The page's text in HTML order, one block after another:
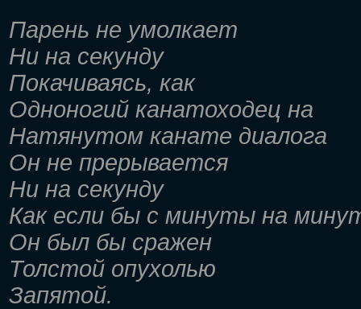
Парень не умолкает
Ни на секунду
Покачиваясь, как
Одноногий канатоходец на
Натянутом канате диалога
Он не прерывается
Ни на секунду
Как если бы с минуты на
Он был бы сражен
Толстой опухолью
Запятой.